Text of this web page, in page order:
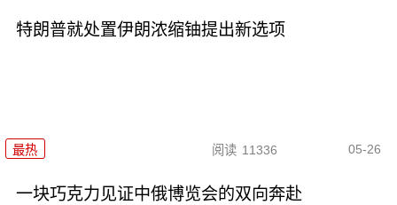
特朗普就处置伊朗浓缩铀提出新选项
最热 阅读 11336 05-26
一块巧克力见证中俄博览会的双向奔赴